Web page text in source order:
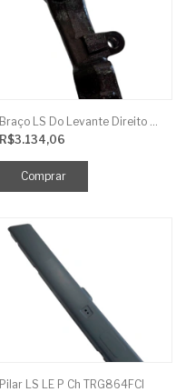
R$3.134,06
Pilar LS LE P Ch TRG864FCI